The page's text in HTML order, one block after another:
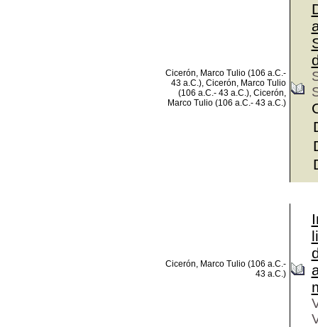
Cicerón, Marco Tulio (106 a.C.-
43 a.C.), Cicerón, Marco Tulio
(106 a.C.- 43 a.C.), Cicerón,
Marco Tulio (106 a.C.- 43 a.C.)
Cicerón, Marco Tulio (106 a.C.-
43 a.C.)